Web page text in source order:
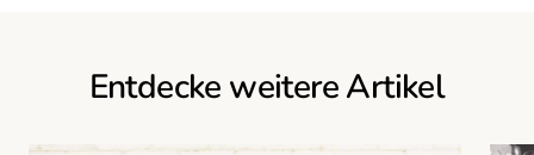
Entdecke weitere Artikel